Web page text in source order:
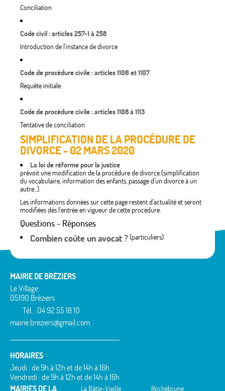
Conciliation
Code civil : articles 257-1 à 258
Introduction de l'instance de divorce
Code de procédure civile : articles 1106 et 1107
Requête initiale
Code de procédure civile : articles 1108 à 1113
Tentative de conciliation
SIMPLIFICATION DE LA PROCÉDURE DE
DIVORCE - 02 MARS 2020
La loi de réforme pour la justice
prévoit une modification de la procédure de divorce (simplification
du vocabulaire, information des enfants, passage d'un divorce à un
autre...).
Les informations données sur cette page restent d'actualité et seront
modifiées dès l'entrée en vigueur de cette procédure.
Questions - Réponses
Combien coûte un avocat ?(particuliers)
MAIRIE DE BRÉZIERS
Le Village
05190 Bréziers
Tél. : 04 92 55 18 10
mairie.breziers@gmail.com
HORAIRES
Jeudi : de 9h à 12h et de 14h à 16h
Vendredi : de 9h à 12h et de 14h à 16h
MAIRIES DE LA
La Bâtie-Vieille Rochebrune